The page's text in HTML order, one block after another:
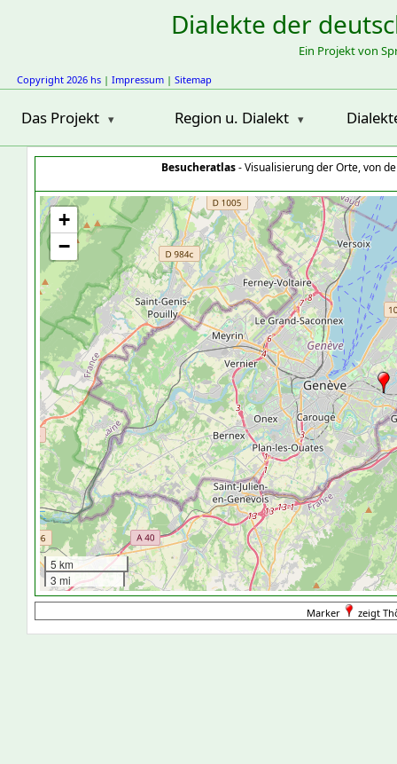
Dialekte der
Ein Projekt von
Copyright 2026 hs | Impressum | Sitemap
Das Projekt Region u. Dialekt
Besucheratlas- Visualisierung der Orte, von
+
−
5 km
3 mi
Marker zeigt